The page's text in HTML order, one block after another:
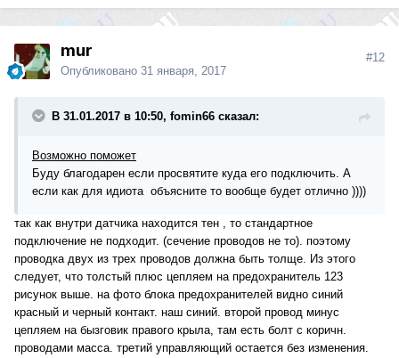
mur
Опубликовано 31 января, 2017
#12
В 31.01.2017 в 10:50, fomin66 сказал:
Возможно поможет
Буду благодарен если просвятите куда его подключить. А
если как для идиота объясните то вообще будет отлично ))))
так как внутри датчика находится тен , то стандартное
подключение не подходит. (сечение проводов не то). поэтому
проводка двух из трех проводов должна быть толще. Из этого
следует, что толстый плюс цепляем на предохранитель 123
рисунок выше. на фото блока предохранителей видно синий
красный и черный контакт. наш синий. второй провод минус
цепляем на бызговик правого крыла, там есть болт с коричн.
проводами масса. третий управляющий остается без изменения.